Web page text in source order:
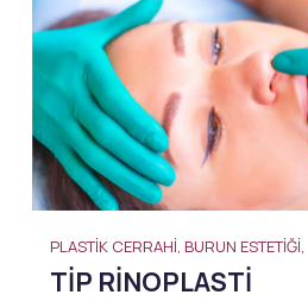
PLASTIK CERRAHI, BURUN ESTETIĞI,
TIP RINOPLASTI